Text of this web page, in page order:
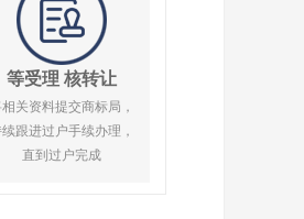
等受理 核转让
关资料提交商标局，
跟进过户手续办理，
直到过户完成